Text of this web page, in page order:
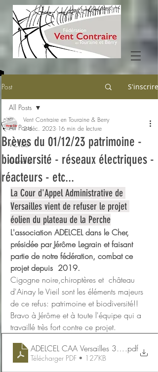
Post S'inscrire
All Posts
VCT&B
Général
All Posts
Brèves du 01/12/23 patrimoine -
biodiversité - réseaux électriques -
réacteurs - etc...
Vent Contraire en Touraine & Berry
2 déc. 2023 16 min de lecture
La Cour d'Appel Administrative de
Versailles vient de refuser le projet
éolien du plateau de la Perche
L'association ADELCEL dans le Cher,
présidée par Jérôme Legrain et faisant
partie de notre fédération, combat ce
projet depuis  2019.
Cigogne noire,chiroptères et  château
d'Ainay le Vieil sont les éléments majeurs
de ce refus: patrimoine et biodiversité!!
Bravo à Jérôme et à toute l'équipe qui a
travaillé très fort contre ce projet.
ADELCEL CAA Versailles 30 novembre
.pdf
Télécharger PDF • 127KB